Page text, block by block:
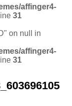
affinger4-
31
on null in
affinger4-
31